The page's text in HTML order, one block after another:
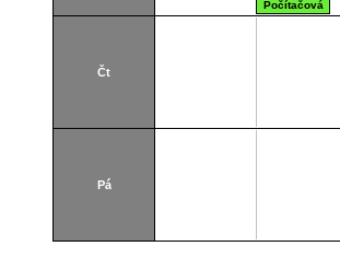
Počítačová
učebna 1
Čt
Pá